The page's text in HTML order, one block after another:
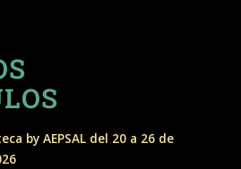
by AEPSAL del 20 a 26 de